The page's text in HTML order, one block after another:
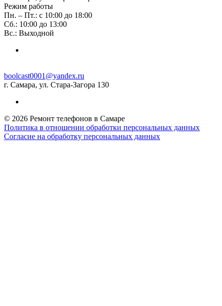
Режим работы
Пн. – Пт.: с 10:00 до 18:00
Сб.: 10:00 до 13:00
Вс.: Выходной
boolcast0001@yandex.ru
г. Самара, ул. Стара-Загора 130
© 2026 Ремонт телефонов в Самаре
Политика в отношении обработки персональных данных
Согласие на обработку персональных данных